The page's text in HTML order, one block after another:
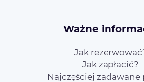
Ważne
Jak
Jak zapłacić?
Najczęściej zadawane